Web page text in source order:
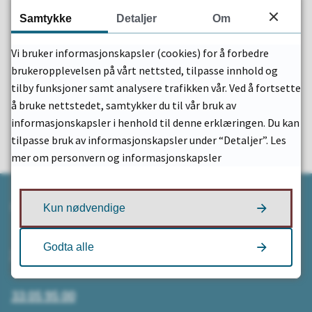
Fant du det du lette etter?
Ja Nei
Kontakt
Send e-post
33 05 95 00
Samtykke Detaljer Om
Vi bruker informasjonskapsler (cookies) for å forbedre
brukeropplevelsen på vårt nettsted, tilpasse innhold og
tilby funksjoner samt analysere trafikken vår. Ved å fortsette
å bruke nettstedet, samtykker du til vår bruk av
informasjonskapsler i henhold til denne erklæringen. Du kan
tilpasse bruk av informasjonskapsler under “Detaljer”. Les
mer om personvern og informasjonskapsler
Kun nødvendige
Godta alle